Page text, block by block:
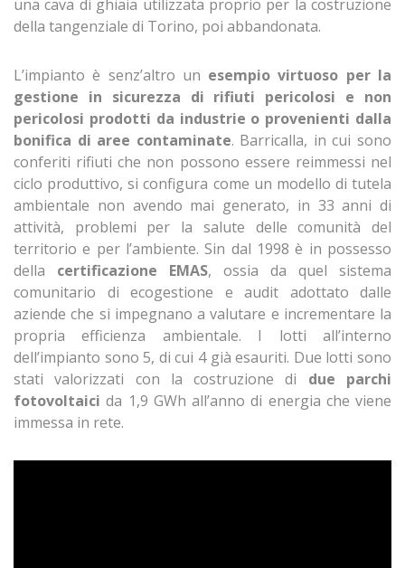
una cava di ghiaia utilizzata proprio per la costruzione
della tangenziale di Torino, poi abbandonata.
L’impianto è senz’altro un esempio virtuoso per la
gestione in sicurezza di rifiuti pericolosi e non
pericolosi prodotti da industrie o provenienti dalla
bonifica di aree contaminate. Barricalla, in cui sono
conferiti rifiuti che non possono essere reimmessi nel
ciclo produttivo, si configura come un modello di tutela
ambientale non avendo mai generato, in 33 anni di
attività, problemi per la salute delle comunità del
territorio e per l’ambiente. Sin dal 1998 è in possesso
della certificazione EMAS, ossia da quel sistema
comunitario di ecogestione e audit adottato dalle
aziende che si impegnano a valutare e incrementare la
propria efficienza ambientale. I lotti all’interno
dell’impianto sono 5, di cui 4 già esauriti. Due lotti sono
stati valorizzati con la costruzione di due parchi
fotovoltaici da 1,9 GWh all’anno di energia che viene
immessa in rete.